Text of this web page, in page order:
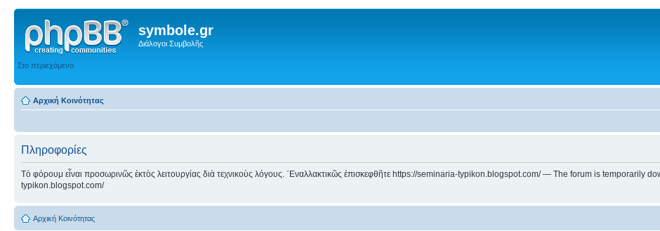
symbole.gr
Διάλογοι Συμβολῆς
Στο περιεχόμενο
Αρχική Κοινότητας
Πληροφορίες
Τὸ φόρουμ εἶναι προσωρινῶς ἐκτὸς λειτουργίας διὰ τεχνικοὺς λόγους. ᾿Εναλλακτικῶς ἐπισκεφθῆτε https://seminaria-typikon.blogspot.com/ — The forum is
typikon.blogspot.com/
Αρχική Κοινότητας